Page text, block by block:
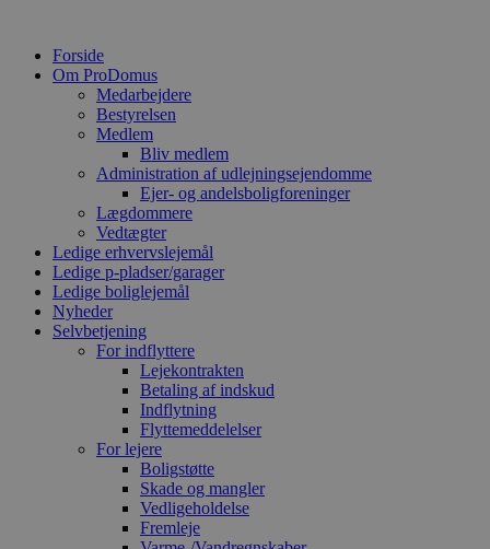
Forside
Om ProDomus
Medarbejdere
Bestyrelsen
Medlem
Bliv medlem
Administration af udlejningsejendomme
Ejer- og andelsboligforeninger
Lægdommere
Vedtægter
Ledige erhvervslejemål
Ledige p-pladser/garager
Ledige boliglejemål
Nyheder
Selvbetjening
For indflyttere
Lejekontrakten
Betaling af indskud
Indflytning
Flyttemeddelelser
For lejere
Boligstøtte
Skade og mangler
Vedligeholdelse
Fremleje